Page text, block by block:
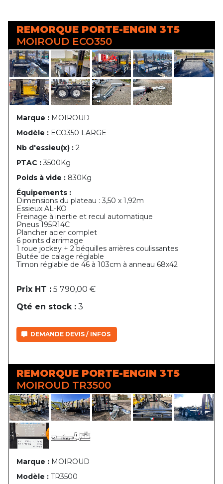
REMORQUE PORTE-ENGIN 3T5
MOIROUD ECO350
Marque : MOIROUD
Modèle : ECO350 LARGE
Nb d'essieu(x) : 2
PTAC :3500Kg
Poids à vide : 830Kg
Équipements :
Dimensions du plateau : 3,50 x 1,92m
Essieux AL-KO
Freinage à inertie et recul automatique
Pneus 195R14C
Plancher acier complet
6 points d'arrimage
1 roue jockey + 2 béquilles arrières coulissantes
Butée de calage réglable
Timon réglable de 46 à 103cm à anneau 68x42
Prix HT : 5 790,00 €
Qté en stock : 3
DEMANDE DEVIS / INFOS
REMORQUE PORTE-ENGIN 3T5
MOIROUD TR3500
Marque : MOIROUD
Modèle : TR3500